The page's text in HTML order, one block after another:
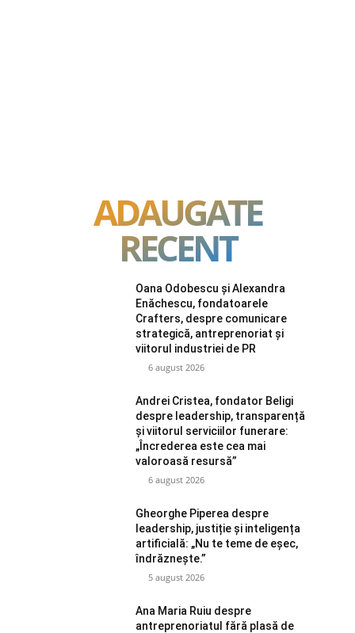
ADAUGATE
RECENT
Oana Odobescu și Alexandra
Enăchescu, fondatoarele
Crafters, despre comunicare
strategică, antreprenoriat și
viitorul industriei de PR
6 august 2026
Andrei Cristea, fondator Beligi
despre leadership, transparență
și viitorul serviciilor funerare:
„Încrederea este cea mai
valoroasă resursă”
6 august 2026
Gheorghe Piperea despre
leadership, justiție și inteligența
artificială: „Nu te teme de eșec,
îndrăznește.”
5 august 2026
Ana Maria Ruiu despre
antreprenoriatul fără plasă de